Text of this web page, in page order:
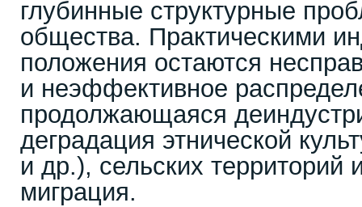
глубинные структурные
общества. Практическими
положения остаются
и неэффективное
продолжающаяся
деградация этнической
и др.), сельских территорий
миграция.